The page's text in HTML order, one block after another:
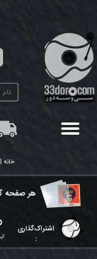
تغییر گذر واژه
سفارشات
هر ​صفحه
اشتراک‌گذاری
: